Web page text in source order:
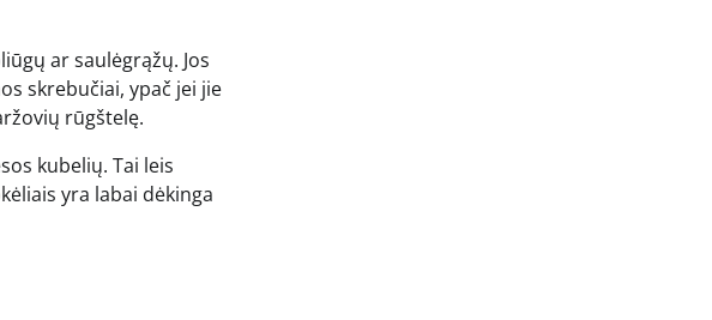
ar saulėgrąžų. Jos
skrebučiai, ypač jei jie
rūgštelę.
kubelių. Tai leis
yra labai dėkinga